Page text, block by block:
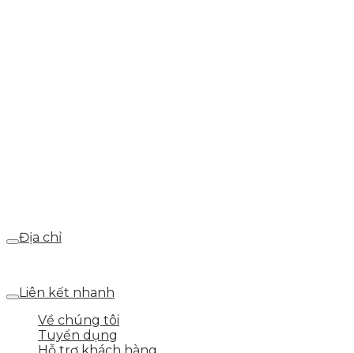
Địa chỉ
Liên kết nhanh
Về chúng tôi
Tuyển dụng